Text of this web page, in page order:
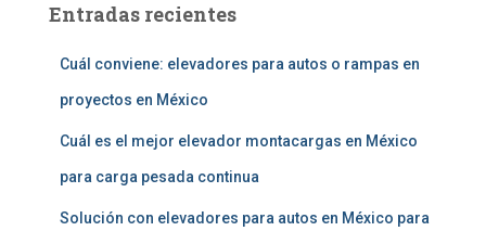
c
Entradas recientes
Cuál conviene: elevadores para autos o rampas en
proyectos en México
Cuál es el mejor elevador montacargas en México
para carga pesada continua
Solución con elevadores para autos en México para